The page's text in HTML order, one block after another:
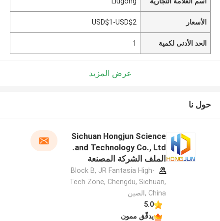
الأسعار USD$1-USD$2
الحد الأدنى لكمية 1
عرض المزيد
حول نا
Sichuan Hongjun Science
and Technology Co., Ltd.
الملف الشركة المصنعة
Block B, JR Fantasia High-
Tech Zone, Chengdu, Sichuan,
China ,الصين
5.0
يدقّق ممون